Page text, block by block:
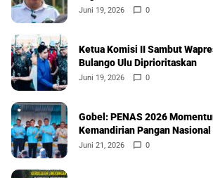
Juni 19, 2026 0
Ketua Komisi II Sambut
Bulango Ulu Diprioritaskan
Juni 19, 2026 0
Gobel: PENAS 2026
Kemandirian Pangan Nasional
Juni 21, 2026 0